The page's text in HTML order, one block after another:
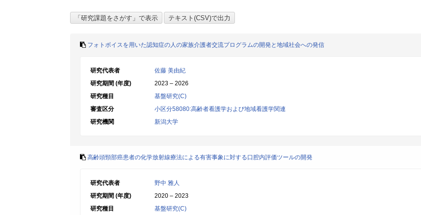
フォトボイスを用いた認知症の人の家族介護者交流プログラムの開発と地域社会への発信
研究代表者
佐藤 美由紀
研究期間 (年度)
2023 – 2026
研究種目
基盤研究(C)
審査区分
小区分58080:高齢者看護学および地域看護学関連
研究機関
新潟大学
高齢頭頸部癌患者の化学放射線療法による有害事象に対する口腔内評価ツールの開発
研究代表者
野中 雅人
研究期間 (年度)
2020 – 2023
研究種目
基盤研究(C)